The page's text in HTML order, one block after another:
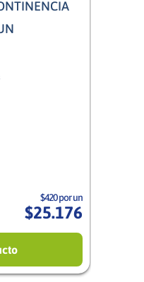
$420 por un
$25.176